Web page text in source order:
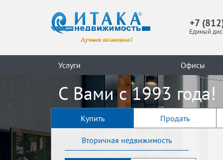
+7
Единый
Услуги Офисы
С Вами с 1993 года!
Купить Продать
Вторичная недвижимость